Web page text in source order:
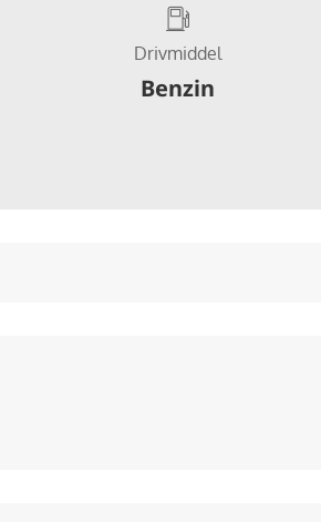
Drivmiddel
Benzin